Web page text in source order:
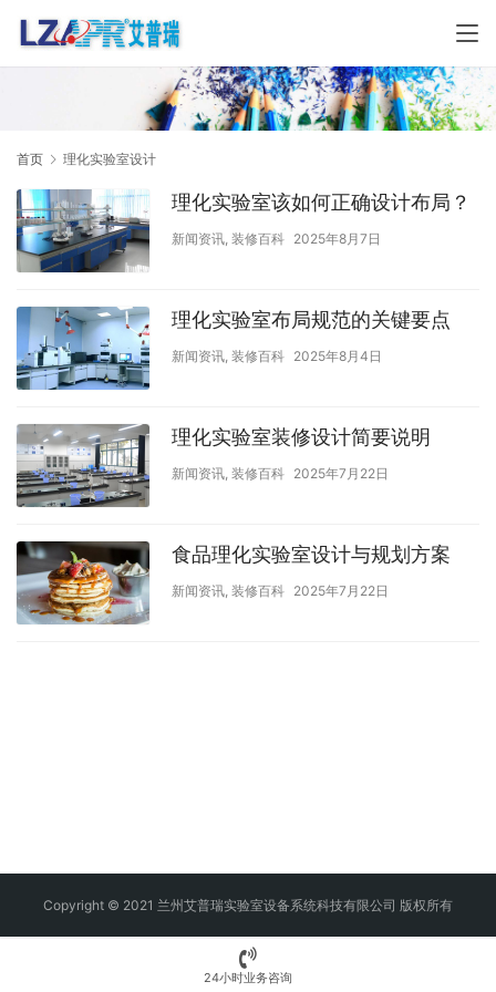
首页 理化实验室设计
理化实验室该如何正确设计布局？
新闻资讯 装修百科 2025年8月7日
理化实验室布局规范的关键要点
新闻资讯 装修百科 2025年8月4日
理化实验室装修设计简要说明
新闻资讯 装修百科 2025年7月22日
食品理化实验室设计与规划方案
新闻资讯 装修百科 2025年7月22日
Copyright © 2021 兰州艾普瑞实验室设备系统科技有限公司 版权所有
24小时业务咨询